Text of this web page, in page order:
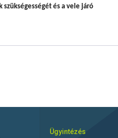
és a vele járó
Ügyintézés